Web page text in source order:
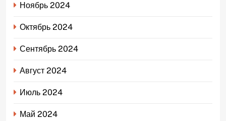
Ноябрь 2024
Октябрь 2024
Сентябрь 2024
Август 2024
Июль 2024
Май 2024